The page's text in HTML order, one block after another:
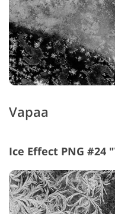
Vapaa
Ice Effect PNG #24